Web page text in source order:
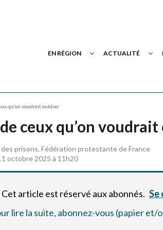
EN RÉGION ACTUALITÉ
qu’on voudrait oublier
ceux qu’on
prisons, Fédération protestante de France
octobre 2025 à 11h20
Cet article est réservé aux abonnés. Se
lire la suite, abonnez-vous (papier et/